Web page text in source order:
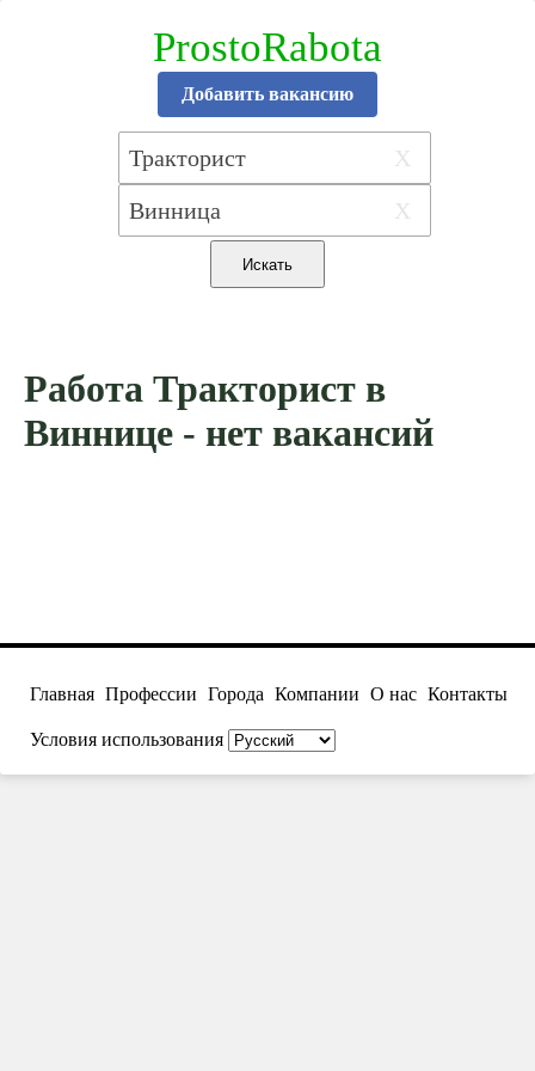
ProstoRabota
Добавить вакансию
X
X
Работа Тракторист в
Виннице - нет вакансий
Главная Профессии Города Компании О нас Контакты
Условия использования